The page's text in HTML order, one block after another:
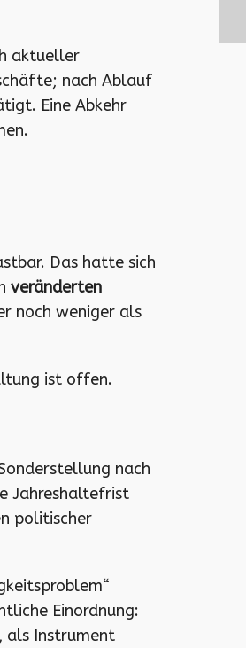
aktueller
nach Ablauf
Eine Abkehr
Das hatte sich
veränderten
noch weniger als
ist offen.
nach
Jahreshaltefrist
politischer
Einordnung:
als Instrument